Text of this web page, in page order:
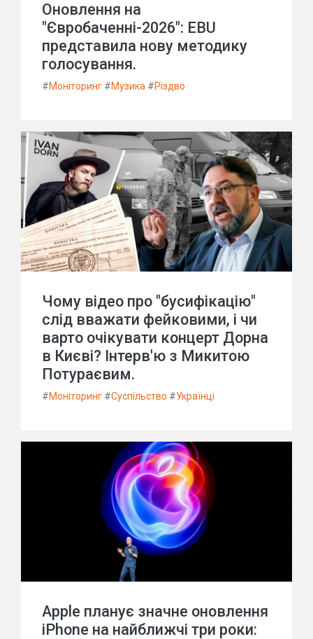
Оновлення на
"Євробаченні-2026": EBU
представила нову методику
голосування.
#Моніторинг #Музика #Різдво
Чому відео про "бусифікацію"
слід вважати фейковими, і чи
варто очікувати концерт Дорна
в Києві? Інтерв'ю з Микитою
Потураєвим.
#Моніторинг #Суспільство #Українці
Apple планує значне оновлення
iPhone на найближчі три роки: